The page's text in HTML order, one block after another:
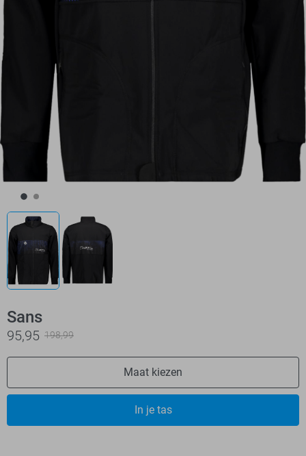
Sans
95,95 198,99
Maat kiezen
In je tas